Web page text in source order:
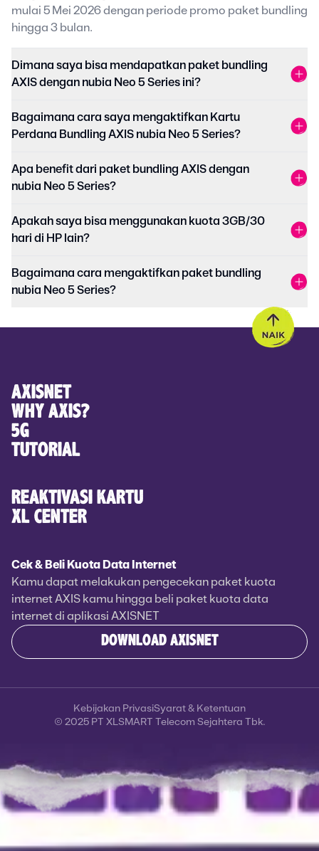
mulai 5 Mei 2026 dengan periode promo paket bundling
hingga 3 bulan.
Dimana saya bisa mendapatkan paket bundling
AXIS dengan nubia Neo 5 Series ini?
Bagaimana cara saya mengaktifkan Kartu
Perdana Bundling AXIS nubia Neo 5 Series?
Apa benefit dari paket bundling AXIS dengan
nubia Neo 5 Series?
Apakah saya bisa menggunakan kuota 3GB/30
hari di HP lain?
Bagaimana cara mengaktifkan paket bundling
nubia Neo 5 Series?
AXISNET
WHY AXIS?
5G
TUTORIAL
REAKTIVASI KARTU
XL CENTER
Cek & Beli Kuota Data Internet
Kamu dapat melakukan pengecekan paket kuota
internet AXIS kamu hingga beli paket kuota data
internet di aplikasi AXISNET
DOWNLOAD AXISNET
© 2025 PT XLSMART Telecom Sejahtera Tbk.
Kebijakan PrivasiSyarat & Ketentuan